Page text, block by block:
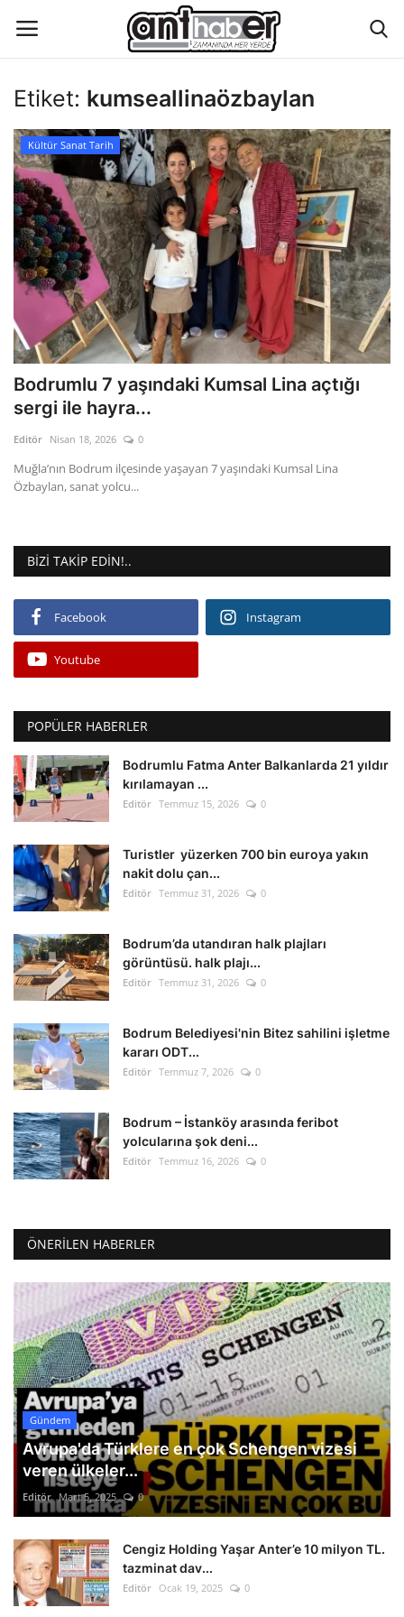
Eğitim
Aktüel Magazin
Hakkımızda
Asayiş
Gizlilik Politikası
Reklam ve İşbirliği
Turizm
Siyaset
Bodrum Nöbetçi Eczaneler
Köşe Yazarları
Spor
Kültür Sanat Tarih
Sağlık
Ekonomi
Gündem
Dünya
Etiket: kumseallinaözbaylan
Kültür Sanat Tarih
Bodrumlu 7 yaşındaki Kumsal Lina açtığı
sergi ile hayra...
Editör Nisan 18, 2026 0
Muğla’nın Bodrum ilçesinde yaşayan 7 yaşındaki Kumsal Lina
Özbaylan, sanat yolcu...
BIZI TAKIP EDIN!..
Facebook Instagram
Youtube
POPÜLER HABERLER
Bodrumlu Fatma Anter Balkanlarda 21 yıldır
kırılamayan ...
Editör Temmuz 15, 2026 0
Turistler yüzerken 700 bin euroya yakın
nakit dolu çan...
Editör Temmuz 31, 2026 0
Bodrum’da utandıran halk plajları
görüntüsü. halk plajı...
Editör Temmuz 31, 2026 0
Bodrum Belediyesi'nin Bitez sahilini işletme
kararı ODT...
Editör Temmuz 7, 2026 0
Bodrum – İstanköy arasında feribot
yolcularına şok deni...
Editör Temmuz 16, 2026 0
ÖNERILEN HABERLER
Gündem
Avrupa'da Türklere en çok Schengen vizesi
veren ülkeler...
Editör Mart 5, 2025 0
Cengiz Holding Yaşar Anter’e 10 milyon TL.
tazminat dav...
Editör Ocak 19, 2025 0